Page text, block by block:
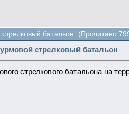
батальон (Прочитано
стрелковый батальон
стрелкового батальона на